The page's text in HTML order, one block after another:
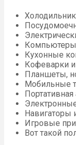
Кухонные
Кофеварки и
Планшеты,
Мобильные
Навигаторы
Игровые
Вот такой